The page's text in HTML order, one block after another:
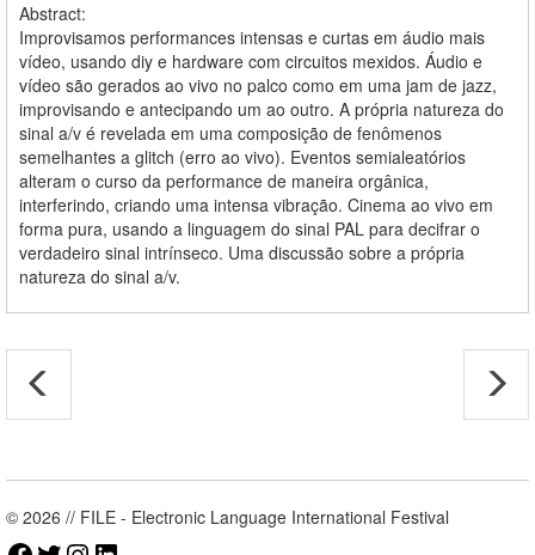
Abstract:
Improvisamos performances intensas e curtas em áudio mais
vídeo, usando diy e hardware com circuitos mexidos. Áudio e
vídeo são gerados ao vivo no palco como em uma jam de jazz,
improvisando e antecipando um ao outro. A própria natureza do
sinal a/v é revelada em uma composição de fenômenos
semelhantes a glitch (erro ao vivo). Eventos semialeatórios
alteram o curso da performance de maneira orgânica,
interferindo, criando uma intensa vibração. Cinema ao vivo em
forma pura, usando a linguagem do sinal PAL para decifrar o
verdadeiro sinal intrínseco. Uma discussão sobre a própria
natureza do sinal a/v.
© 2026 // FILE - Electronic Language International Festival